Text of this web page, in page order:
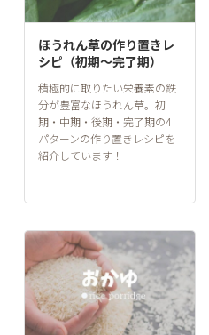
ほうれん草の作り置きレ
シピ（初期～完了期）
積極的に取りたい栄養素の鉄
分が豊富なほうれん草。初
期・中期・後期・完了期の4
パターンの作り置きレシピを
紹介しています！